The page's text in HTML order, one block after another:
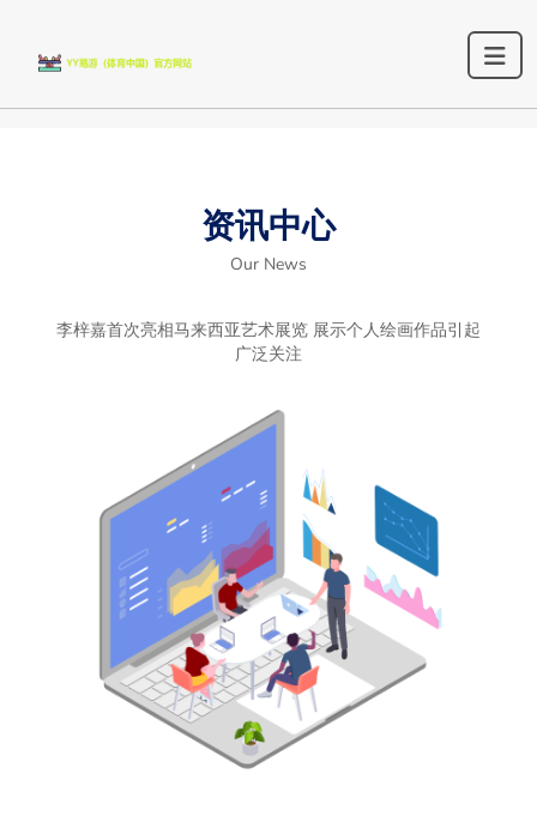
资讯中心
Our News
李梓嘉首次亮相马来西亚艺术展览 展示个人绘画作品引起
广泛关注